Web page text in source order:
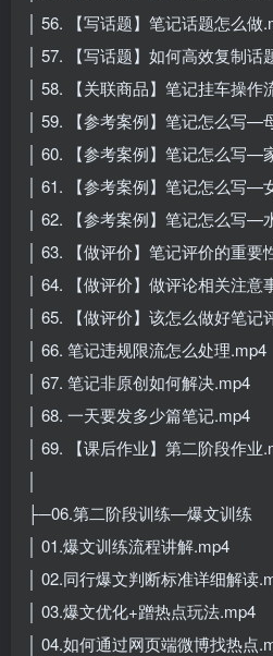
│ 56. 【写话题】笔记话题怎么做
│ 57. 【写话题】如何高效复制话
│ 58. 【关联商品】笔记挂车操作
│ 59. 【参考案例】笔记怎么写—
│ 60. 【参考案例】笔记怎么写—
│ 61. 【参考案例】笔记怎么写—
│ 62. 【参考案例】笔记怎么写—
│ 63. 【做评价】笔记评价的重要
│ 64. 【做评价】做评论相关注意
│ 65. 【做评价】该怎么做好笔记
│ 66. 笔记违规限流怎么处理.mp4
│ 67. 笔记非原创如何解决.mp4
│ 68. 一天要发多少篇笔记.mp4
│ 69. 【课后作业】第二阶段作业
├─06.第二阶段训练—爆文训练
│ 01.爆文训练流程讲解.mp4
│ 02.同行爆文判断标准详细解读
│ 03.爆文优化+蹭热点玩法.mp4
│ 04.如何通过网页端微博找热点